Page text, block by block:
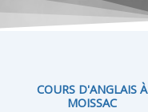
COURS D'ANGLAIS À
MOISSAC